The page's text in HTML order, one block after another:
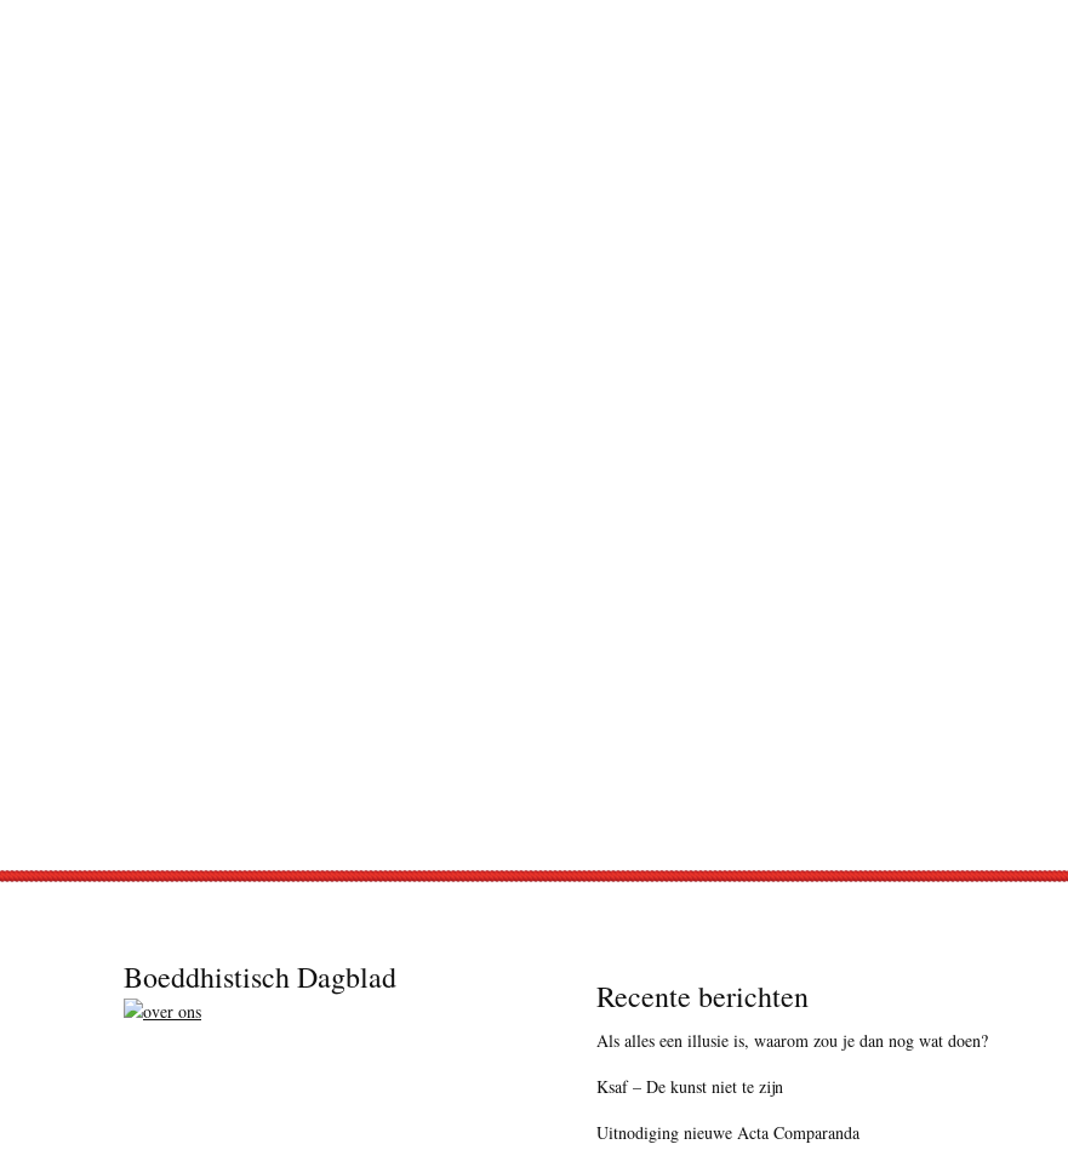
Boeddhistisch Dagblad Recente berichten
Als alles een illusie is, waarom zou je dan nog wat doen?
Ksaf – De kunst niet te zijn
Uitnodiging nieuwe Acta Comparanda